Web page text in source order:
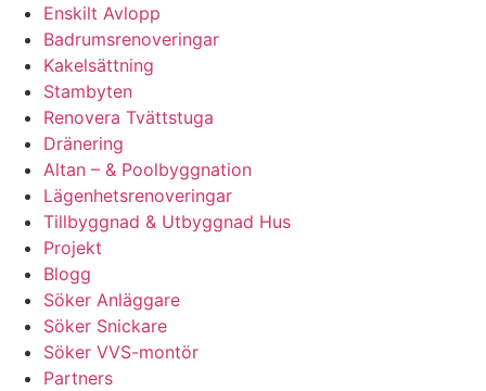
Enskilt Avlopp
Badrumsrenoveringar
Kakelsättning
Stambyten
Renovera Tvättstuga
Dränering
Altan – & Poolbyggnation
Lägenhetsrenoveringar
Tillbyggnad & Utbyggnad Hus
Projekt
Blogg
Söker Anläggare
Söker Snickare
Söker VVS-montör
Partners